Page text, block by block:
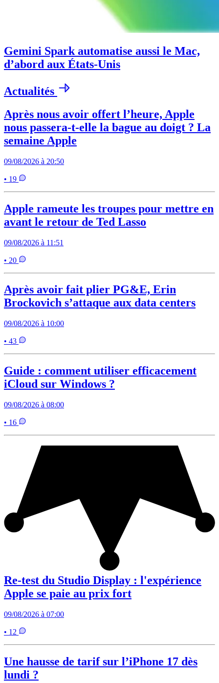
Gemini Spark automatise aussi le Mac,
d’abord aux États-Unis
Actualités
Après nous avoir offert l’heure, Apple
nous passera-t-elle la bague au doigt ? La
semaine Apple
09/08/2026 à 20:50
• 19
Apple rameute les troupes pour mettre en
avant le retour de Ted Lasso
09/08/2026 à 11:51
• 20
Après avoir fait plier PG&E, Erin
Brockovich s’attaque aux data centers
09/08/2026 à 10:00
• 43
Guide : comment utiliser efficacement
iCloud sur Windows ?
09/08/2026 à 08:00
• 16
Re-test du Studio Display : l'expérience
Apple se paie au prix fort
09/08/2026 à 07:00
• 12
Une hausse de tarif sur l’iPhone 17 dès
lundi ?